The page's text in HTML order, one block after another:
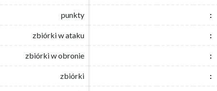
punkty :
zbiórki w ataku :
zbiórki w obronie :
zbiórki :
punkty :
zbiórki w ataku :
zbiórki w obronie :
zbiórki :